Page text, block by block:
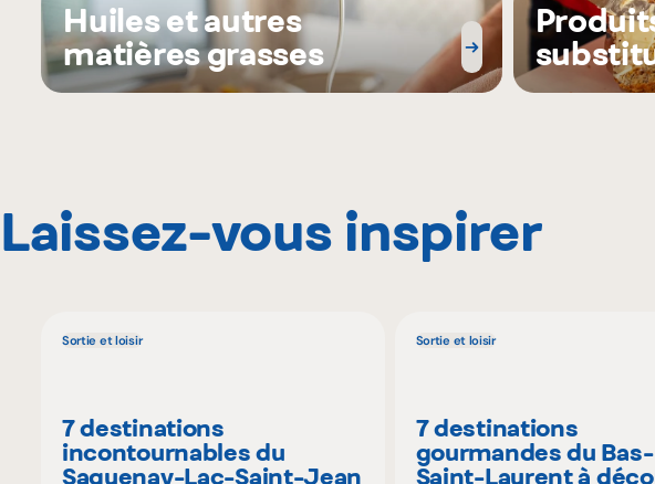
Huiles et autres
matières grasses
Laissez-vous inspirer
Sortie et loisir
7 destinations
incontournables du
Saguenay-Lac-Saint-Jean
Sortie et loisir
7 destinations
gourmandes du Bas-
Saint-Laurent à